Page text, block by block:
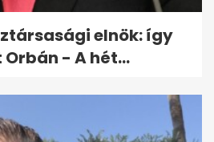
elnök: így
- A hét...